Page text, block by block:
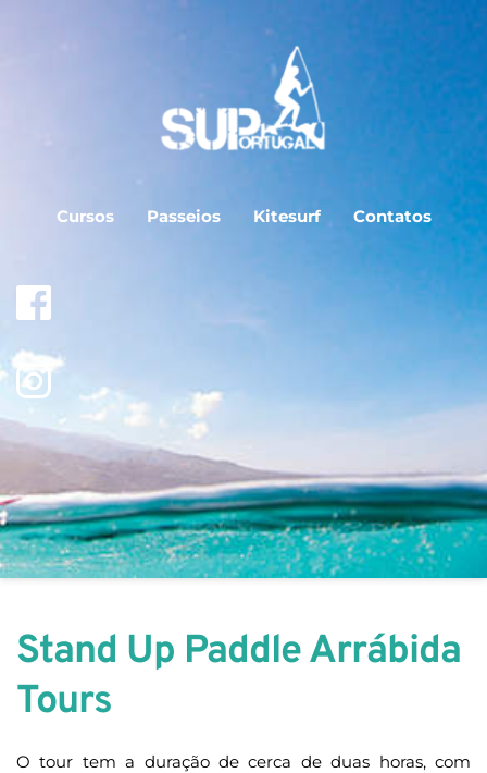
Cursos Passeios Kitesurf Contatos
Stand Up Paddle Arrábida
Tours
O tour tem a duração de cerca de duas horas, com